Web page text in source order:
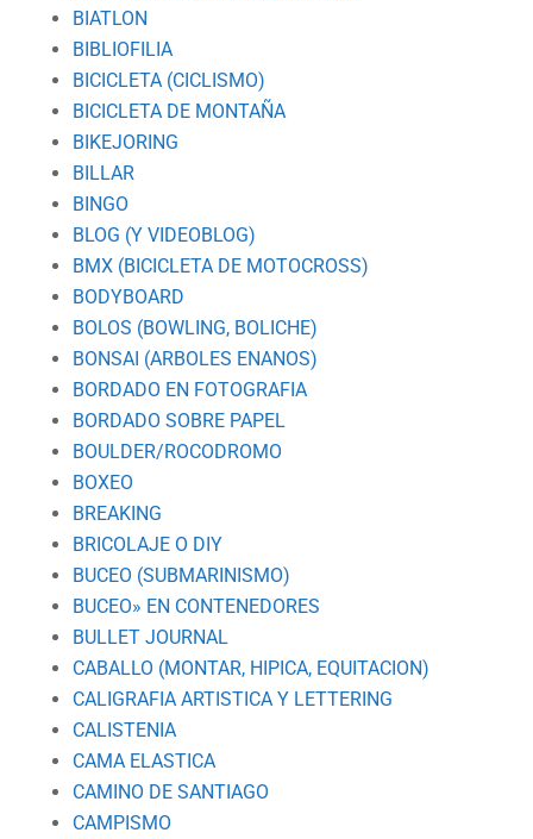
BIATLON
BIBLIOFILIA
BICICLETA (CICLISMO)
BICICLETA DE MONTAÑA
BIKEJORING
BILLAR
BINGO
BLOG (Y VIDEOBLOG)
BMX (BICICLETA DE MOTOCROSS)
BODYBOARD
BOLOS (BOWLING, BOLICHE)
BONSAI (ARBOLES ENANOS)
BORDADO EN FOTOGRAFIA
BORDADO SOBRE PAPEL
BOULDER/ROCODROMO
BOXEO
BREAKING
BRICOLAJE O DIY
BUCEO (SUBMARINISMO)
BUCEO» EN CONTENEDORES
BULLET JOURNAL
CABALLO (MONTAR, HIPICA, EQUITACION)
CALIGRAFIA ARTISTICA Y LETTERING
CALISTENIA
CAMA ELASTICA
CAMINO DE SANTIAGO
CAMPISMO